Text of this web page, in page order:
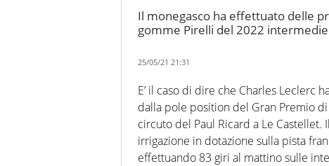
Il monegasco ha effettuato delle
gomme Pirelli del 2022
25/05/21 21:31
E’ il caso di dire che Charles Leclerc
dalla pole position del Gran Premio
circuto del Paul Ricard a Le Castellet.
irrigazione in dotazione sulla pista
effettuando 83 giri al mattino sulle